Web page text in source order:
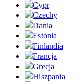
Cypr
Czechy
Dania
Estonia
Finlandia
Francja
Grecja
Hiszpania